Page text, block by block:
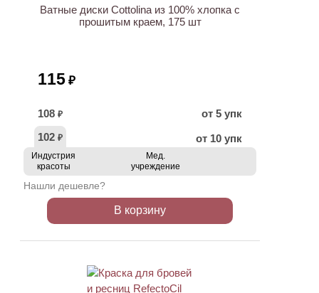
Ватные диски Cottolina из 100% хлопка с
прошитым краем, 175 шт
115 ₽
108 ₽
от 5 упк
102 ₽ от 10 упк
Индустрия
красоты
Мед.
учреждение
Нашли дешевле?
В корзину